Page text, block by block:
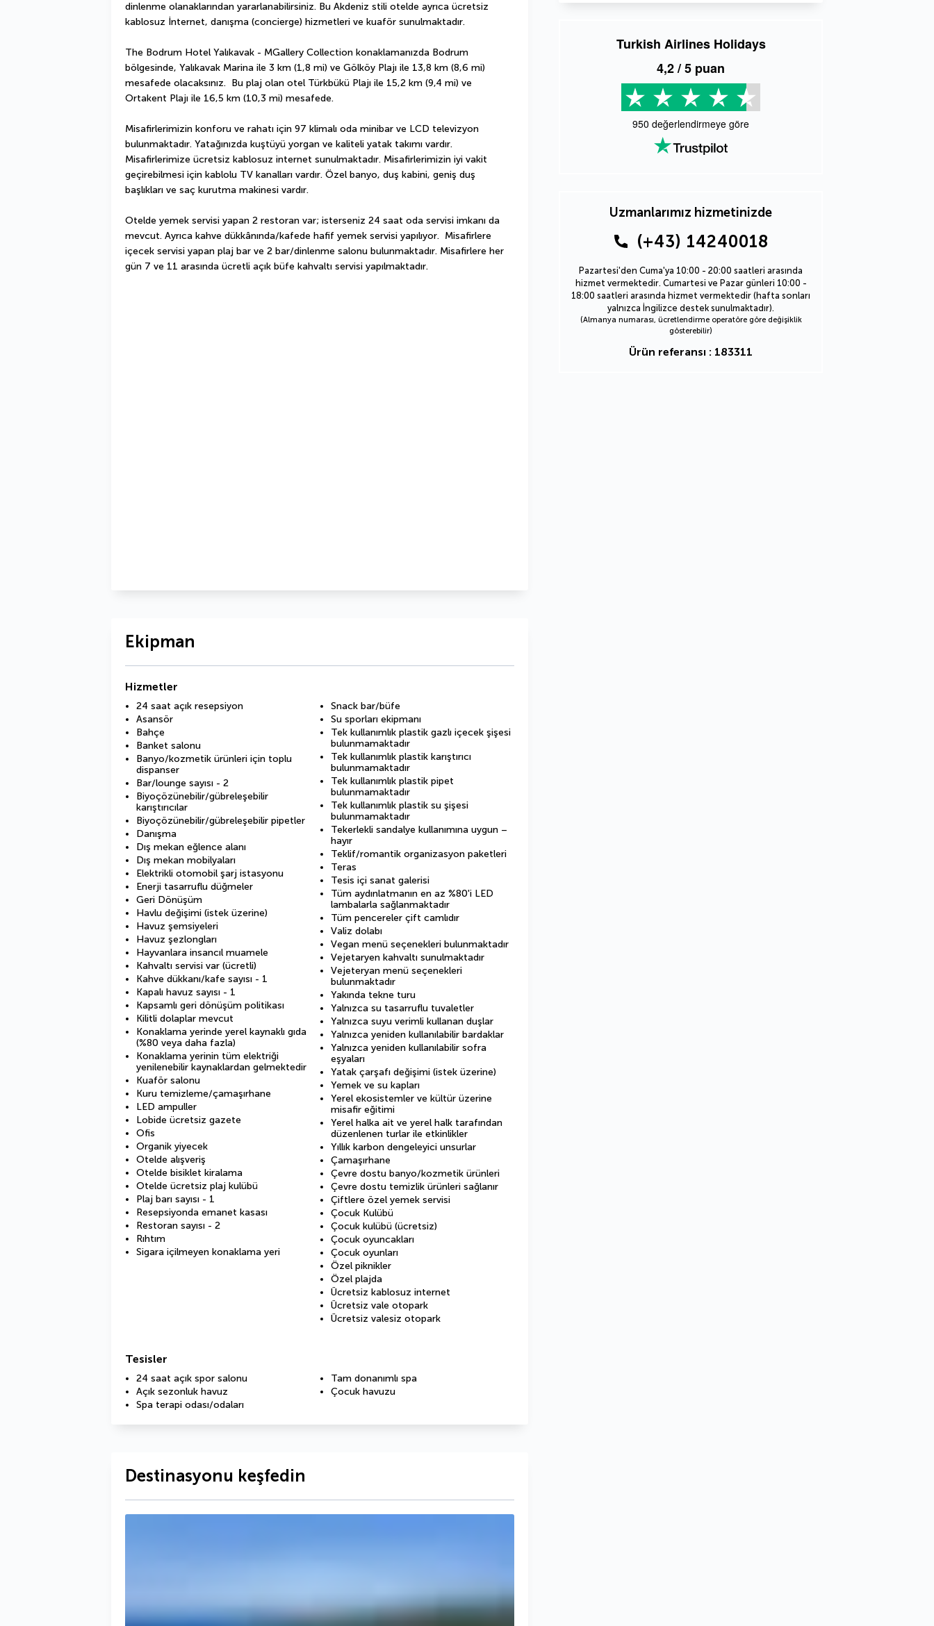
Turkish Airlines Holidays
4,2/ 5 puan
950 değerlendirmeye göre
Uzmanlarımız hizmetinizde
(+43) 14240018
Pazartesi'den Cuma'ya 10:00 - 20:00 saatleri arasında
hizmet vermektedir. Cumartesi ve Pazar günleri 10:00 -
18:00 saatleri arasında hizmet vermektedir (hafta sonları
yalnızca İngilizce destek sunulmaktadır).
(Almanya numarası, ücretlendirme operatöre göre değişiklik
gösterebilir)
Ürün referansı : 183311
dinlenme olanaklarından yararlanabilirsiniz. Bu Akdeniz stili otelde ayrıca ücretsiz
kablosuz İnternet, danışma (concierge) hizmetleri ve kuaför sunulmaktadır.
The Bodrum Hotel Yalıkavak - MGallery Collection konaklamanızda Bodrum
bölgesinde, Yalıkavak Marina ile 3 km (1,8 mi) ve Gölköy Plajı ile 13,8 km (8,6 mi)
mesafede olacaksınız.  Bu plaj olan otel Türkbükü Plajı ile 15,2 km (9,4 mi) ve
Ortakent Plajı ile 16,5 km (10,3 mi) mesafede.
Misafirlerimizin konforu ve rahatı için 97 klimalı oda minibar ve LCD televizyon
bulunmaktadır. Yatağınızda kuştüyü yorgan ve kaliteli yatak takımı vardır.
Misafirlerimize ücretsiz kablosuz internet sunulmaktadır. Misafirlerimizin iyi vakit
geçirebilmesi için kablolu TV kanalları vardır. Özel banyo, duş kabini, geniş duş
başlıkları ve saç kurutma makinesi vardır.
Otelde yemek servisi yapan 2 restoran var; isterseniz 24 saat oda servisi imkanı da
mevcut. Ayrıca kahve dükkânında/kafede hafif yemek servisi yapılıyor.  Misafirlere
içecek servisi yapan plaj bar ve 2 bar/dinlenme salonu bulunmaktadır. Misafirlere her
gün 7 ve 11 arasında ücretli açık büfe kahvaltı servisi yapılmaktadır.
Ekipman
Hizmetler
24 saat açık resepsiyon
Asansör
Bahçe
Banket salonu
Banyo/kozmetik ürünleri için toplu
dispanser
Bar/lounge sayısı - 2
Biyoçözünebilir/gübreleşebilir
karıştırıcılar
Biyoçözünebilir/gübreleşebilir pipetler
Danışma
Dış mekan eğlence alanı
Dış mekan mobilyaları
Elektrikli otomobil şarj istasyonu
Enerji tasarruflu düğmeler
Geri Dönüşüm
Havlu değişimi (istek üzerine)
Havuz şemsiyeleri
Havuz şezlongları
Hayvanlara insancıl muamele
Kahvaltı servisi var (ücretli)
Kahve dükkanı/kafe sayısı - 1
Kapalı havuz sayısı - 1
Kapsamlı geri dönüşüm politikası
Kilitli dolaplar mevcut
Konaklama yerinde yerel kaynaklı gıda
(%80 veya daha fazla)
Konaklama yerinin tüm elektriği
yenilenebilir kaynaklardan gelmektedir
Kuaför salonu
Kuru temizleme/çamaşırhane
LED ampuller
Lobide ücretsiz gazete
Ofis
Organik yiyecek
Otelde alışveriş
Otelde bisiklet kiralama
Otelde ücretsiz plaj kulübü
Plaj barı sayısı - 1
Resepsiyonda emanet kasası
Restoran sayısı - 2
Rıhtım
Sigara içilmeyen konaklama yeri
Snack bar/büfe
Su sporları ekipmanı
Tek kullanımlık plastik gazlı içecek şişesi
bulunmamaktadır
Tek kullanımlık plastik karıştırıcı
bulunmamaktadır
Tek kullanımlık plastik pipet
bulunmamaktadır
Tek kullanımlık plastik su şişesi
bulunmamaktadır
Tekerlekli sandalye kullanımına uygun –
hayır
Teklif/romantik organizasyon paketleri
Teras
Tesis içi sanat galerisi
Tüm aydınlatmanın en az %80'i LED
lambalarla sağlanmaktadır
Tüm pencereler çift camlıdır
Valiz dolabı
Vegan menü seçenekleri bulunmaktadır
Vejetaryen kahvaltı sunulmaktadır
Vejeteryan menü seçenekleri
bulunmaktadır
Yakında tekne turu
Yalnızca su tasarruflu tuvaletler
Yalnızca suyu verimli kullanan duşlar
Yalnızca yeniden kullanılabilir bardaklar
Yalnızca yeniden kullanılabilir sofra
eşyaları
Yatak çarşafı değişimi (istek üzerine)
Yemek ve su kapları
Yerel ekosistemler ve kültür üzerine
misafir eğitimi
Yerel halka ait ve yerel halk tarafından
düzenlenen turlar ile etkinlikler
Yıllık karbon dengeleyici unsurlar
Çamaşırhane
Çevre dostu banyo/kozmetik ürünleri
Çevre dostu temizlik ürünleri sağlanır
Çiftlere özel yemek servisi
Çocuk Kulübü
Çocuk kulübü (ücretsiz)
Çocuk oyuncakları
Çocuk oyunları
Özel piknikler
Özel plajda
Ücretsiz kablosuz internet
Ücretsiz vale otopark
Ücretsiz valesiz otopark
Tesisler
24 saat açık spor salonu
Açık sezonluk havuz
Spa terapi odası/odaları
Tam donanımlı spa
Çocuk havuzu
Destinasyonu keşfedin